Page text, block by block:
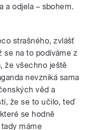
a odjela – sbohem.
strašného, zvlášť
se na to podíváme z
že všechno ještě
nevzniká sama
věd a
že se to učilo, teď
se hodně
máme